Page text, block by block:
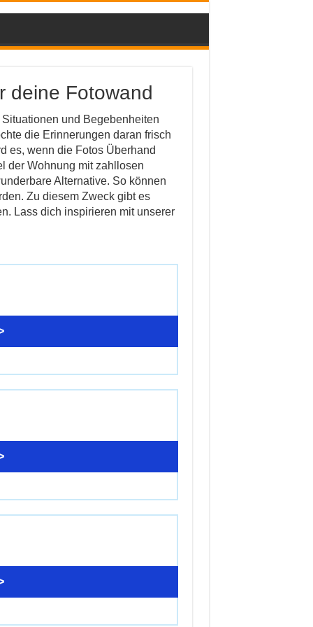
deine Fotowand
und Begebenheiten
die Erinnerungen daran frisch
es, wenn die Fotos Überhand
der Wohnung mit zahllosen
Alternative. So können
Zu diesem Zweck gibt es
Lass dich inspirieren mit unserer